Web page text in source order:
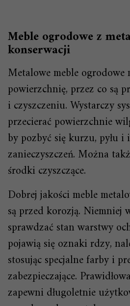
Meble ogrodowe z
konserwacji
Metalowe meble ogrodowe
powierzchnię, przez co są
i czyszczeniu. Wystarczy
przecierać powierzchnie
by pozbyć się kurzu, pyłu i
zanieczyszczeń. Można
środki czyszczące.
Dobrej jakości meble
są przed korozją. Niemniej
sprawdzać stan warstwy
pojawią się oznaki rdzy,
stosując specjalne farby i
zabezpieczające.
zapewni długoletnie